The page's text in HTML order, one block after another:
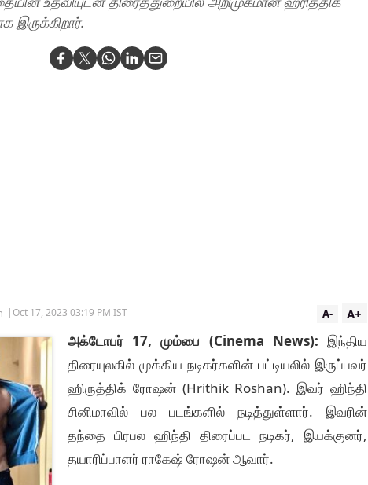
இருக்கிறார்.
| Oct 17, 2023 03:19 PM IST A+
A-
அக்டோபர் 17, மும்பை (Cinema News): இந்திய
திரையுலகில் முக்கிய நடிகர்களின் பட்டியலில் இருப்பவர்
ஹிருத்திக் ரோஷன் (Hrithik Roshan). இவர் ஹிந்தி
சினிமாவில் பல படங்களில் நடித்துள்ளார். இவரின்
தந்தை பிரபல ஹிந்தி திரைப்பட நடிகர், இயக்குனர்,
தயாரிப்பாளர் ராகேஷ் ரோஷன் ஆவார்.